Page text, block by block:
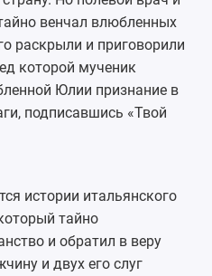
венчал влюбленных
раскрыли и приговорили
которой мученик
Юлии признание в
подписавшись «Твой
истории итальянского
тайно
и обратил в веру
и двух его слуг